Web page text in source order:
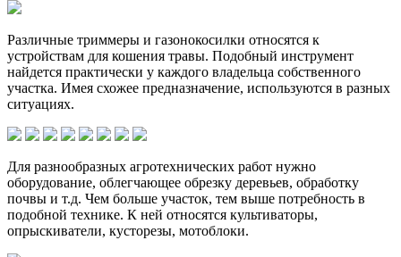
Различные триммеры и газонокосилки относятся к
устройствам для кошения травы. Подобный инструмент
найдется практически у каждого владельца собственного
участка. Имея схожее предназначение, используются в разных
ситуациях.
Для разнообразных агротехнических работ нужно
оборудование, облегчающее обрезку деревьев, обработку
почвы и т.д. Чем больше участок, тем выше потребность в
подобной технике. К ней относятся культиваторы,
опрыскиватели, кусторезы, мотоблоки.